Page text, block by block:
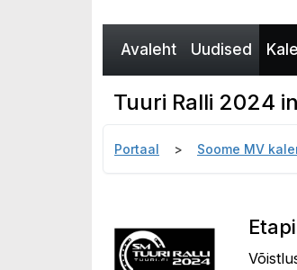
Avaleht Uudised
Tuuri Ralli 2024
Portaal Soome MV